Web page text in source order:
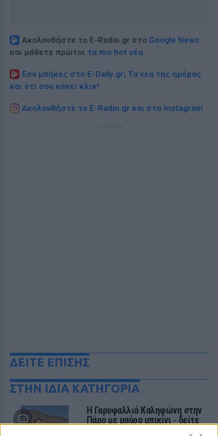
Ακολουθήστε το E-Radio.gr στο Google News
και μάθετε πρώτοι τα πιο hot νέα.
Εσύ μπήκες στο E-Daily.gr; Τα νέα της ημέρας
και ότι σου κάνει κλικ!
Ακολουθήστε το E-Radio.gr και στο Instagram
ΔΕΙΤΕ ΕΠΙΣΗΣ
ΣΤΗΝ ΙΔΙΑ ΚΑΤΗΓΟΡΙΑ
Η Γαρυφαλλιά Καληφώνη στην
Πάρο με μαύρο μπικίνι ‑ δείτε